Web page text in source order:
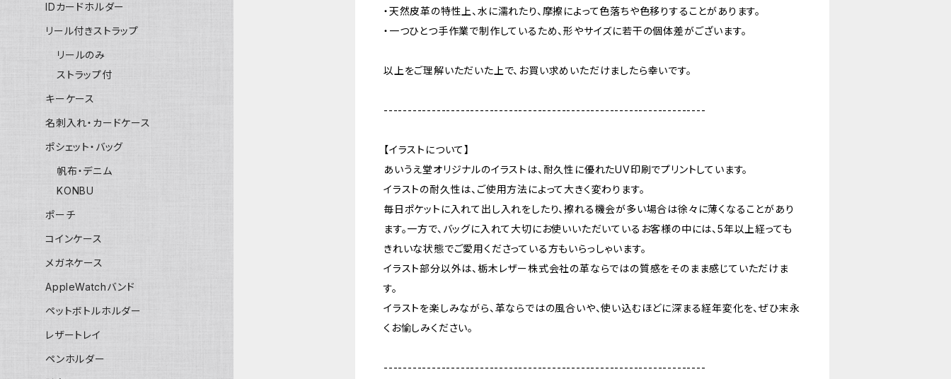
・天然皮革の特性上、水に濡れたり、摩擦によって色落ちや色移りすることがあります。
・一つひとつ手作業で制作しているため、形やサイズに若干の個体差がございます。
以上をご理解いただいた上で、お買い求めいただけましたら幸いです。
-------------------------------------------------------------------
【イラストについて】
あいうえ堂オリジナルのイラストは、耐久性に優れたUV印刷でプリントしています。
イラストの耐久性は、ご使用方法によって大きく変わります。
毎日ポケットに入れて出し入れをしたり、擦れる機会が多い場合は徐々に薄くなることがあり
ます。一方で、バッグに入れて大切にお使いいただいているお客様の中には、5年以上経っても
きれいな状態でご愛用くださっている方もいらっしゃいます。
イラスト部分以外は、栃木レザー株式会社の革ならではの質感をそのまま感じていただけま
す。
イラストを楽しみながら、革ならではの風合いや、使い込むほどに深まる経年変化を、ぜひ末永
くお愉しみください。
-------------------------------------------------------------------
IDカードホルダー
リール付きストラップ
リールのみ
ストラップ付
キーケース
名刺入れ・カードケース
ポシェット・バッグ
帆布・デニム
KONBU
ポーチ
コインケース
メガネケース
AppleWatchバンド
ペットボトルホルダー
レザートレイ
ペンホルダー